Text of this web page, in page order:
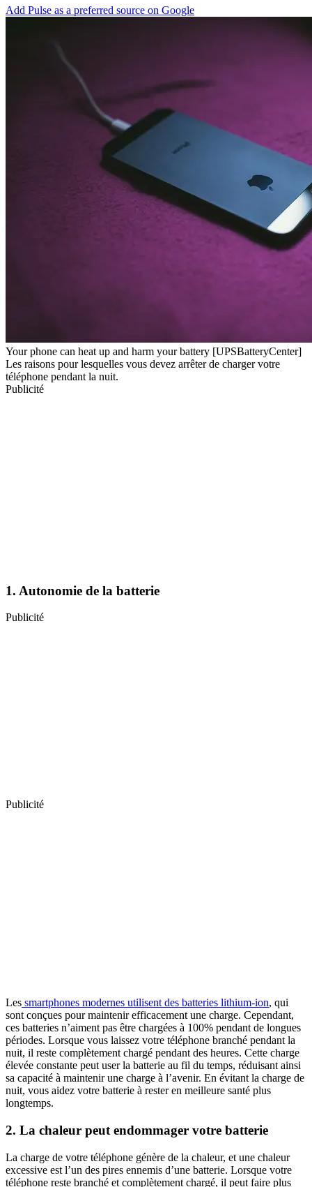
Add Pulse as a preferred source on Google
Your phone can heat up and harm your battery [UPSBatteryCenter]
Les raisons pour lesquelles vous devez arrêter de charger votre
téléphone pendant la nuit.
Publicité
1. Autonomie de la batterie
Publicité
Publicité
Les smartphones modernes utilisent des batteries lithium-ion, qui
sont conçues pour maintenir efficacement une charge. Cependant,
ces batteries n’aiment pas être chargées à 100% pendant de longues
périodes. Lorsque vous laissez votre téléphone branché pendant la
nuit, il reste complètement chargé pendant des heures. Cette charge
élevée constante peut user la batterie au fil du temps, réduisant ainsi
sa capacité à maintenir une charge à l’avenir. En évitant la charge de
nuit, vous aidez votre batterie à rester en meilleure santé plus
longtemps.
2. La chaleur peut endommager votre batterie
La charge de votre téléphone génère de la chaleur, et une chaleur
excessive est l’un des pires ennemis d’une batterie. Lorsque votre
téléphone reste branché et complètement chargé, il peut faire plus